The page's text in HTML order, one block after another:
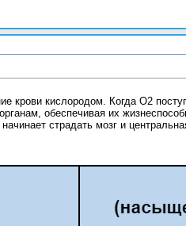
кислородом. Когда О2
обеспечивая их
страдать мозг и